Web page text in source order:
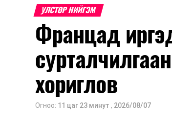
Энэ хугацаанд хүүхэд
2026 оны 9 дүгээр
2026 оны 9 дүгээр
Оюутны дотуур байр
2026 оны 9 дүгээр
УЛСТӨР НИЙГЭМ
Францад
хориглов
Огноо: 11 цаг 23 минут , 2026/08/07